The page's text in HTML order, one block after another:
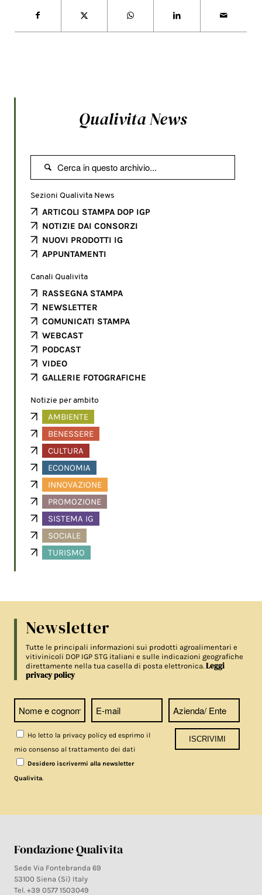
Qualivita News

Sezioni Qualivita News
ARTICOLI STAMPA DOP IGP
NOTIZIE DAI CONSORZI
NUOVI PRODOTTI IG
APPUNTAMENTI
Canali Qualivita
RASSEGNA STAMPA
NEWSLETTER
COMUNICATI STAMPA
WEBCAST
PODCAST
VIDEO
GALLERIE FOTOGRAFICHE
Notizie per ambito
AMBIENTE
BENESSERE
CULTURA
ECONOMIA
INNOVAZIONE
PROMOZIONE
SISTEMA IG
SOCIALE
TURISMO
Newsletter
Tutte le principali informazioni sui prodotti agroalimentari e
vitivinicoli DOP IGP STG italiani e sulle indicazioni geografiche
direttamente nella tua casella di posta elettronica.Leggi
privacy policy
Ho letto la privacy policy ed esprimo il
mio consenso al trattamento dei dati
Desidero iscrivermi alla newsletter
Qualivita
Fondazione Qualivita
Sede Via Fontebranda 69
53100 Siena (Si) Italy
Tel. +39 0577 1503049